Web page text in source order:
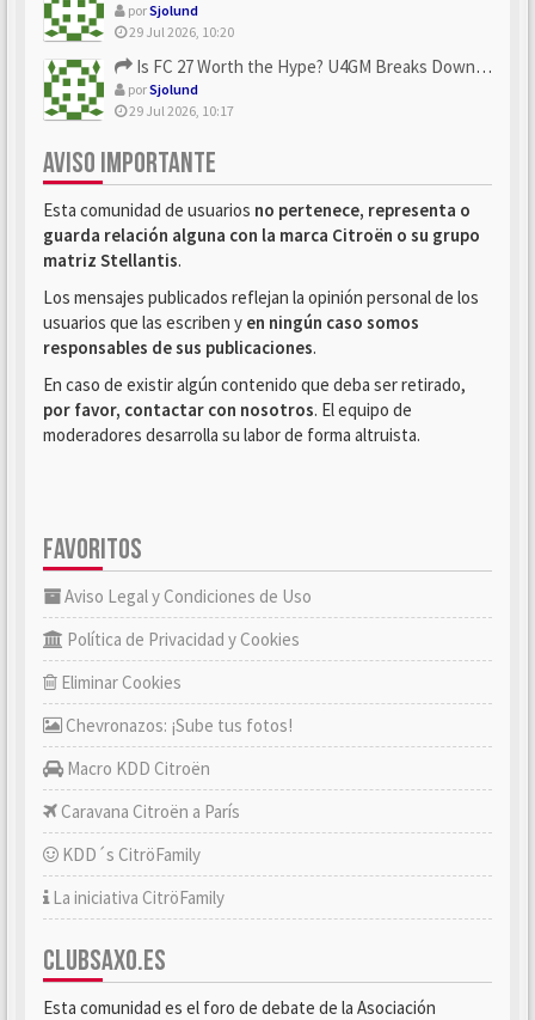
porSjolund
29 Jul 2026, 10:20
Is FC 27 Worth the Hype? U4GM Breaks Down Every Major Reveal
porSjolund
29 Jul 2026, 10:17
AVISO IMPORTANTE
Esta comunidad de usuarios no pertenece, representa o
guarda relación alguna con la marca Citroën o su grupo
matriz Stellantis.
Los mensajes publicados reflejan la opinión personal de los
usuarios que las escriben y en ningún caso somos
responsables de sus publicaciones.
En caso de existir algún contenido que deba ser retirado,
por favor, contactar con nosotros. El equipo de
moderadores desarrolla su labor de forma altruista.
FAVORITOS
Aviso Legal y Condiciones de Uso
Política de Privacidad y Cookies
Eliminar Cookies
Chevronazos: ¡Sube tus fotos!
Macro KDD Citroën
Caravana Citroën a París
KDD´s CitröFamily
La iniciativa CitröFamily
CLUBSAXO.ES
Esta comunidad es el foro de debate de la Asociación